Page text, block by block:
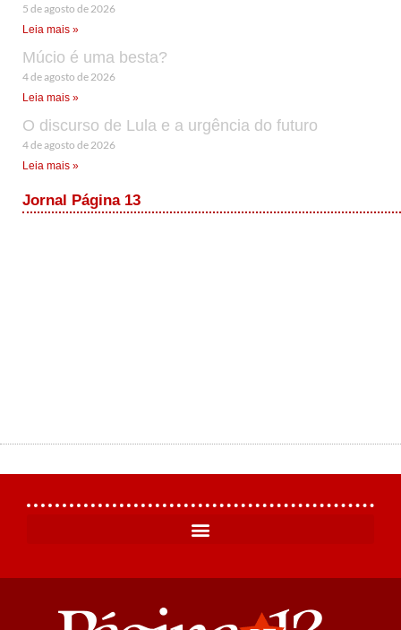
5 de agosto de 2026
Leia mais »
Múcio é uma besta?
4 de agosto de 2026
Leia mais »
O discurso de Lula e a urgência do futuro
4 de agosto de 2026
Leia mais »
Jornal Página 13